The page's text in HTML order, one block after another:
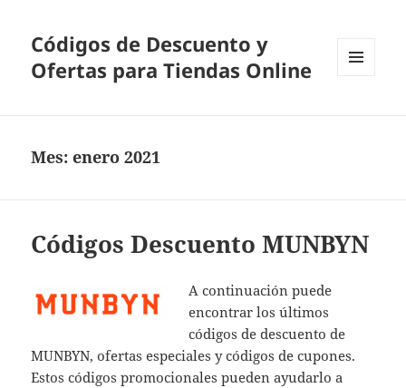
Códigos de Descuento y
Ofertas para Tiendas Online
Mes:enero 2021
Códigos Descuento MUNBYN
A continuación puede
encontrar los últimos
códigos de descuento de
MUNBYN, ofertas especiales y códigos de cupones.
Estos códigos promocionales pueden ayudarlo a